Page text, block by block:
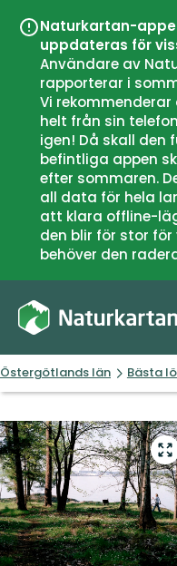
Naturkartan-
uppdateras för
Användare av
rapporterar i
Vi
helt från sin
igen! Då skall den
befintliga appen
efter sommaren.
all data för hela
att klara offline-
den blir för stor
behöver den
Östergötlands län Bästa